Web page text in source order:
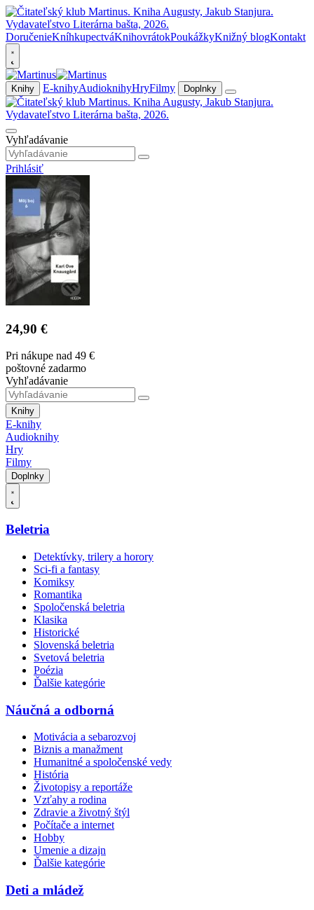
DoručenieKníhkupectváKnihovrátokPoukážkyKnižný blogKontakt
Knihy E-knihyAudioknihyHryFilmy Doplnky
Vyhľadávanie
Prihlásiť
24,90 €
Pri nákupe nad 49 €
poštovné zadarmo
Vyhľadávanie
Knihy
E-knihy
Audioknihy
Hry
Filmy
Doplnky
Beletria
Detektívky, trilery a horory
Sci-fi a fantasy
Komiksy
Romantika
Spoločenská beletria
Klasika
Historické
Slovenská beletria
Svetová beletria
Poézia
Ďalšie kategórie
Náučná a odborná
Motivácia a sebarozvoj
Biznis a manažment
Humanitné a spoločenské vedy
História
Životopisy a reportáže
Vzťahy a rodina
Zdravie a životný štýl
Počítače a internet
Hobby
Umenie a dizajn
Ďalšie kategórie
Deti a mládež